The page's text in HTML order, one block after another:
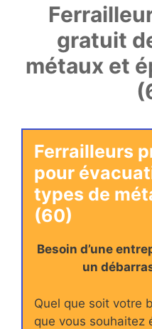
gratuit
métaux et
Ferrailleurs
pour
types de
(60)
Besoin d’une
un
Quel que soit votre
que vous souhaitez